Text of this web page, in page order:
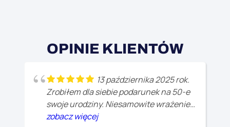
OPINIE KLIENTÓW
13 października 2025 rok.
Zrobiłem dla siebie podarunek na 50-e
swoje urodziny. Niesamowite wrażenie,
dużo pozytywnych emocji. Dodatkowe
zobacz więcej